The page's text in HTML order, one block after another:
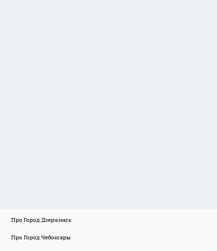
Про Город Дзержинск
Про Город Чебоксары